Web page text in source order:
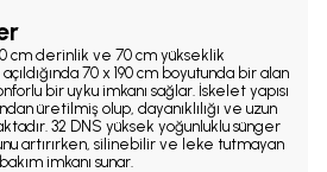
cm derinlik ve 70 cm yükseklik
70 x 190 cm boyutunda bir alan
bir uyku imkanı sağlar. İskelet yapısı
üretilmiş olup, dayanıklılığı ve uzun
32 DNS yüksek yoğunluklu sünger
artırırken, silinebilir ve leke tutmayan
imkanı sunar.